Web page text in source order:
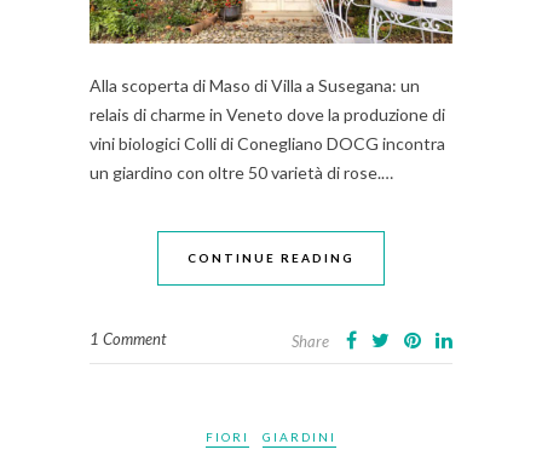
Alla scoperta di Maso di Villa a Susegana: un
relais di charme in Veneto dove la produzione di
vini biologici Colli di Conegliano DOCG incontra
un giardino con oltre 50 varietà di rose.…
CONTINUE READING
1 Comment Share
FIORI GIARDINI